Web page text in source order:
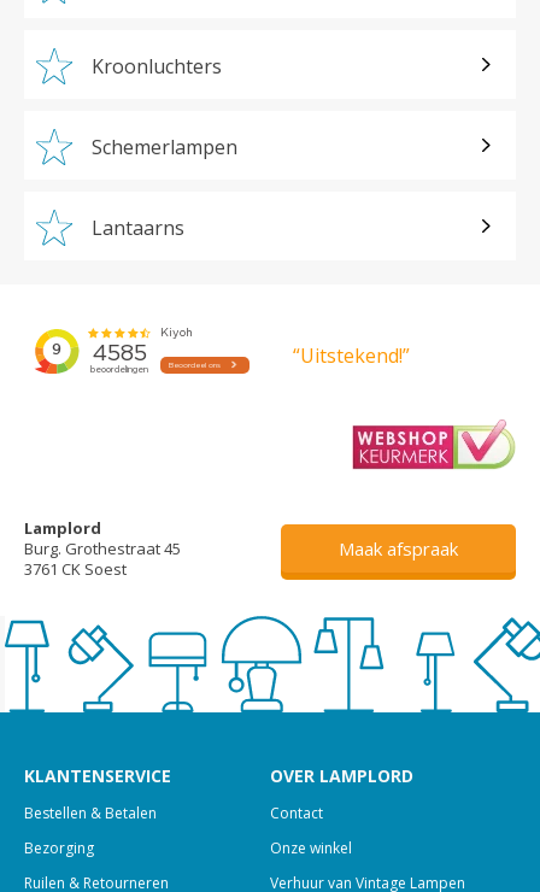
Kroonluchters
Schemerlampen
Lantaarns
“Uitstekend!”
Lamplord
Burg. Grothestraat 45
3761 CK Soest
Maak afspraak
KLANTENSERVICE
Bestellen & Betalen
Bezorging
Ruilen & Retourneren
OVER LAMPLORD
Contact
Onze winkel
Verhuur van Vintage Lampen